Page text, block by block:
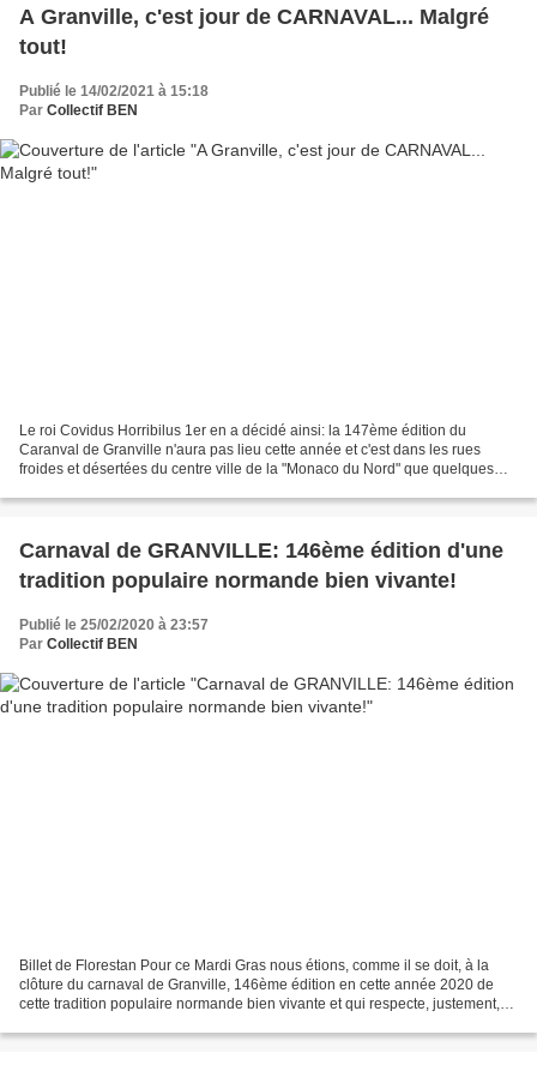
A Granville, c'est jour de CARNAVAL... Malgré
tout!
Publié le 14/02/2021 à 15:18
Par Collectif BEN
Le roi Covidus Horribilus 1er en a décidé ainsi: la 147ème édition du
Caranval de Granville n'aura pas lieu cette année et c'est dans les rues
froides et désertées du centre ville de la "Monaco du Nord" que quelques
Carnaval de GRANVILLE: 146ème édition d'une
tradition populaire normande bien vivante!
Publié le 25/02/2020 à 23:57
Par Collectif BEN
Billet de Florestan Pour ce Mardi Gras nous étions, comme il se doit, à la
clôture du carnaval de Granville, 146ème édition en cette année 2020 de
cette tradition populaire normande bien vivante et qui respecte, justement,